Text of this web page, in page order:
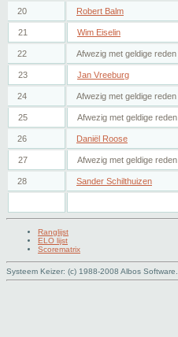
20 Robert Balm
21 Wim Eiselin
22 Afwezig met geldige reden
23 Jan Vreeburg
24 Afwezig met geldige reden
25 Afwezig met geldige reden
26 Daniël Roose
27 Afwezig met geldige reden
28 Sander Schilthuizen
Ranglijst
ELO lijst
Scorematrix
Systeem Keizer: (c) 1988-2008 Albos Software.